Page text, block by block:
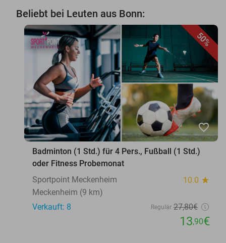
Beliebt bei Leuten aus Bonn:
50%
favorite_border
Badminton (1 Std.) für 4 Pers., Fußball (1 Std.)
oder Fitness Probemonat
Sportpoint Meckenheim
10.0 star
Meckenheim (9 km)
Verkauft: 8
Regulär 27,80€
13,90€